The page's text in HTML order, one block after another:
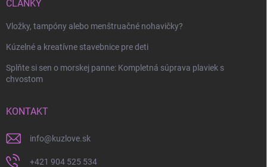
ČLÁNKY
Vložky, tampóny alebo menštruačné nohavičky?
Kúzelné a kreatívne stavebnice pre deti
Splňte si sen o morskej panne: Kompletná súprava plaviek s
chvostom
KONTAKT
info@kuzlove.sk
+421 904 525 534